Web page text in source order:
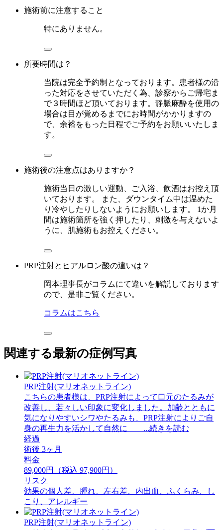
施術前に注意すること
特にありません。
所要時間は？
当院は完全予約制となっております。患者様の沿
った対応をさせていただく為、診察からご帰宅ま
で３時間ほど頂いております。静脈麻酔を使用の
場合は目が覚めるまでにお時間がかかりますの
で、余裕をもった日程でご予約をお願いいたしま
す。
施術後の注意点はありますか？
施術当日の激しい運動、ご入浴、飲酒はお控え頂
いております。 また、ダウンタイム中は温めた
り冷やしたりしないようにお願いします。 1か月
間は施術箇所を強く押したり、刺激を与えないよ
うに、肌施術もお控えください。
PRP注射とヒアルロン酸の違いは？
岡本理事長がコラムにて違いを解説しております
ので、是非ご覧ください。
コラムはこちら
関連する最新の症例写真
PRP注射(マリオネットライン)
こちらの患者様は、PRP注射によって口元のたるみが
改善し、若々しい印象に変化しました。加齢とともに
気になりやすいシワやたるみも、PRP注射によりご自
身の再生力を活かして自然に ...続きを読む
経過
術後 3ヶ月
料金
89,000円（税込 97,900円）
リスク
効果の個人差、腫れ、左右差、内出血、ふくらみ、し
こり、アレルギー
PRP注射(マリオネットライン)